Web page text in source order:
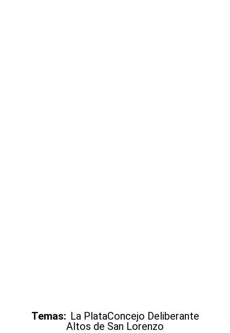
Temas: La PlataConcejo Deliberante
Altos de San Lorenzo